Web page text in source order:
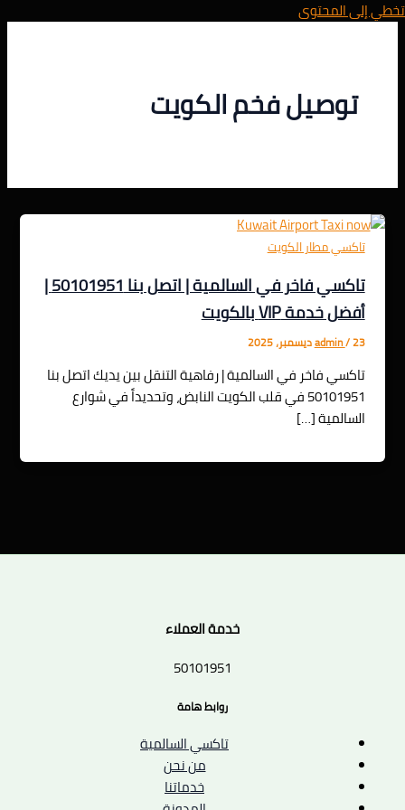
تخطي إلى المحتوى
توصيل فخم الكويت
تاكسي مطار الكويت
تاكسي فاخر في السالمية | اتصل بنا 50101951 |
أفضل خدمة VIP بالكويت
admin/23 ديسمبر، 2025
تاكسي فاخر في السالمية | رفاهية التنقل بين يديك اتصل بنا
50101951 في قلب الكويت النابض، وتحديداً في شوارع
السالمية […]
خدمة العملاء
50101951
روابط هامة
تاكسي السالمية
من نحن
خدماتنا